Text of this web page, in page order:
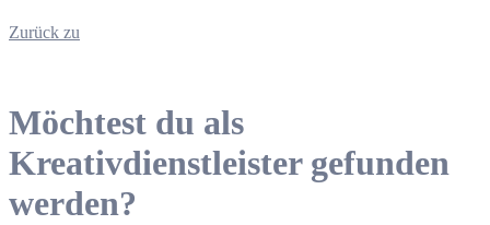
Zurück zu
Möchtest du als
Kreativdienstleister gefunden
werden?